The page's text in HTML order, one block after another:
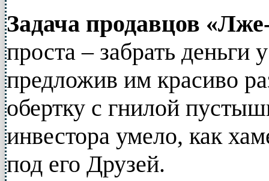
Задача продавцов
проста – забрать деньги
предложив им красиво
обертку с гнилой
инвестора умело, как
под его Друзей.